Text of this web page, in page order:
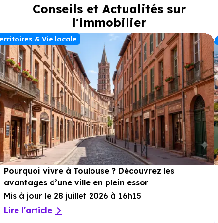
Conseils et Actualités sur
l'immobilier
& Vie locale
Pourquoi vivre à Toulouse ? Découvrez les
avantages d’une ville en plein essor
Mis à jour le 28 juillet 2026 à 16h15
Lire l'article